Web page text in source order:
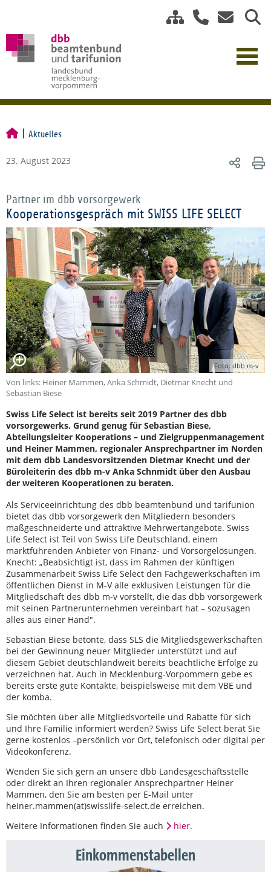
Aktuelles
23. August 2023
Partner im dbb vorsorgewerk
Kooperationsgespräch mit SWISS LIFE SELECT
Foto: dbb m-v
Von links: Heiner Mammen, Anka Schmidt, Dietmar Knecht und
Sebastian Biese
Swiss Life Select ist bereits seit 2019 Partner des dbb
vorsorgewerks. Grund genug für Sebastian Biese,
Abteilungsleiter Kooperations – und Zielgruppenmanagement
und Heiner Mammen, regionaler Ansprechpartner im Norden
mit dem dbb Landesvorsitzenden Dietmar Knecht und der
Büroleiterin des dbb m-v Anka Schnmidt über den Ausbau
der weiteren Kooperationen zu beraten.
Als Serviceeinrichtung des dbb beamtenbund und tarifunion
bietet das dbb vorsorgewerk den Mitgliedern besonders
maßgeschneiderte und attraktive Mehrwertangebote. Swiss
Life Select ist Teil von Swiss Life Deutschland, einem
marktführenden Anbieter von Finanz- und Vorsorgelösungen.
Knecht: „Beabsichtigt ist, dass im Rahmen der künftigen
Zusammenarbeit Swiss Life Select den Fachgewerkschaften im
öffentlichen Dienst in M-V alle exklusiven Leistungen für die
Mitgliedschaft des dbb m-v vorstellt, die das dbb vorsorgewerk
mit seinen Partnerunternehmen vereinbart hat – sozusagen
alles aus einer Hand".
Sebastian Biese betonte, dass SLS die Mitgliedsgewerkschaften
bei der Gewinnung neuer Mitglieder unterstützt und auf
diesem Gebiet deutschlandweit bereits beachtliche Erfolge zu
verzeichnen hat. Auch in Mecklenburg-Vorpommern gebe es
bereits erste gute Kontakte, beispielsweise mit dem VBE und
der komba.
Sie möchten über alle Mitgliedsvorteile und Rabatte für sich
und Ihre Familie informiert werden? Swiss Life Select berät Sie
gerne kostenlos –persönlich vor Ort, telefonisch oder digital per
Videokonferenz.
Wenden Sie sich gern an unsere dbb Landesgeschäftsstelle
oder direkt an Ihren regionaler Ansprechpartner Heiner
Mammen, den Sie am besten per E-Mail unter
heiner.mammen(at)swisslife-select.de erreichen.
Weitere Informationen finden Sie auch
hier.
Einkommenstabellen